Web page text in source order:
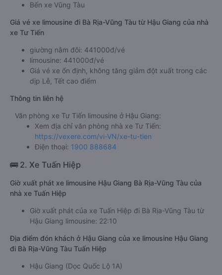
Bến xe Vũng Tàu
Giá vé xe limousine đi Bà Rịa-Vũng Tàu từ Hậu Giang của nhà
xe Tư Tiến
giường nằm đôi: 441000đ/vé
limousine: 441000đ/vé
Giá vé xe ổn định, không tăng giảm đột xuất trong các
dịp Lễ, Tết cao điểm
Thông tin liên hệ
Văn phòng xe Tư Tiến limousine ở Hậu Giang:
Xem địa chỉ văn phòng nhà xe Tư Tiến:
https://vexere.com/vi-VN/xe-tu-tien
Điện thoại: 1900 888684
🚌 2. Xe Tuấn Hiệp
Giờ xuất phát xe limousine Hậu Giang Bà Rịa-Vũng Tàu của
nhà xe Tuấn Hiệp
Giờ xuất phát của xe Tuấn Hiệp đi Bà Rịa-Vũng Tàu từ
Hậu Giang limousine: 22:10
Địa điểm đón khách ở Hậu Giang của xe limousine Hậu Giang
đi Bà Rịa-Vũng Tàu Tuấn Hiệp
Hậu Giang (Dọc Quốc Lộ 1A)